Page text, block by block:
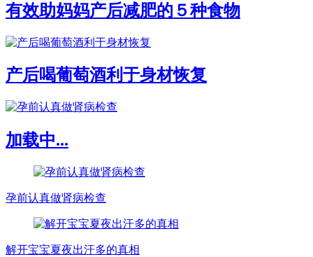
有效助妈妈产后减肥的５种食物
产后喝葡萄酒利于身材恢复
加载中...
孕前认真做肾病检查
解开宝宝夏夜出汗多的真相